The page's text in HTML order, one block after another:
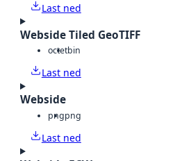
Last ned
Webside Tiled GeoTIFF
octetbin
Last ned
Webside
pngpng
Last ned